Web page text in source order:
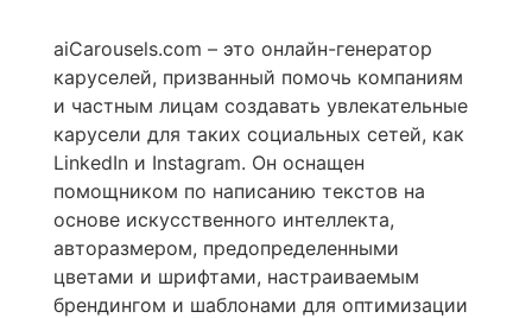
aiCarousels.com – это онлайн-генератор
каруселей, призванный помочь компаниям
и частным лицам создавать увлекательные
карусели для таких социальных сетей, как
LinkedIn и Instagram. Он оснащен
помощником по написанию текстов на
основе искусственного интеллекта,
авторазмером, предопределенными
цветами и шрифтами, настраиваемым
брендингом и шаблонами для оптимизации